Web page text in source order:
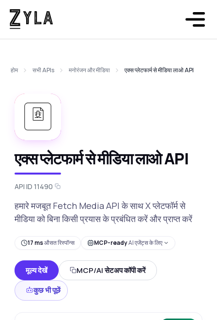
होम सभी APIs मनोरंजन और मीडिया एक्स प्लेटफार्म से मीडिया लाओ API
एक्स प्लेटफार्म से मीडिया लाओ API
API ID 11490
हमारे मजबूत Fetch Media API के साथ X प्लेटफॉर्म से
मीडिया को बिना किसी प्रयास के प्रबंधित करें और प्राप्त करें
17 msऔसत रिस्पॉन्स MCP-readyAI एजेंट्स के लिए
मूल्य देखें
MCP/AI सेटअप कॉपी करें
कुछ भी पूछें